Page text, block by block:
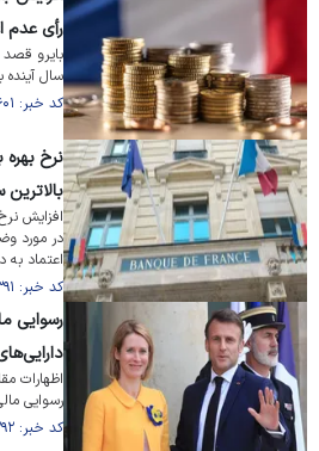
رأی عدم
بایرو
سال آینده به ۴.۶ درصد
کد خبر: ۱۷۷۶۰۱ تاریخ انتشار : ۱۴۰۴/۰۶/۱۹
بالاترین
افزایش
در مورد
اعتماد
کد خبر: ۱۷۷۳۹۱ تاریخ انتشار : ۱۴۰۴/۰۶/۱۲
رسوایی
اظهارات
رسوایی
کد خبر: ۱۷۷۲۹۲ تاریخ انتشار : ۱۴۰۴/۰۶/۰۸